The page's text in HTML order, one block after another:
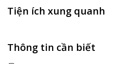
cùng thuận lợi để du khách tiếp cận
Đặc điểm nổi bật nhất củaKim
không gian thoáng mát, sang trọng,
Tiện ích xung quanh
Thông tin cần biết